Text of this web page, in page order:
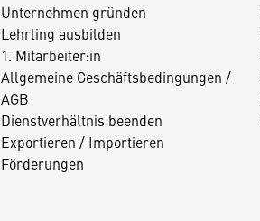
Unternehmen gründen
Lehrling ausbilden
1. Mitarbeiter:in
Allgemeine Geschäftsbedingungen /
AGB
Dienstverhältnis beenden
Exportieren / Importieren
Förderungen